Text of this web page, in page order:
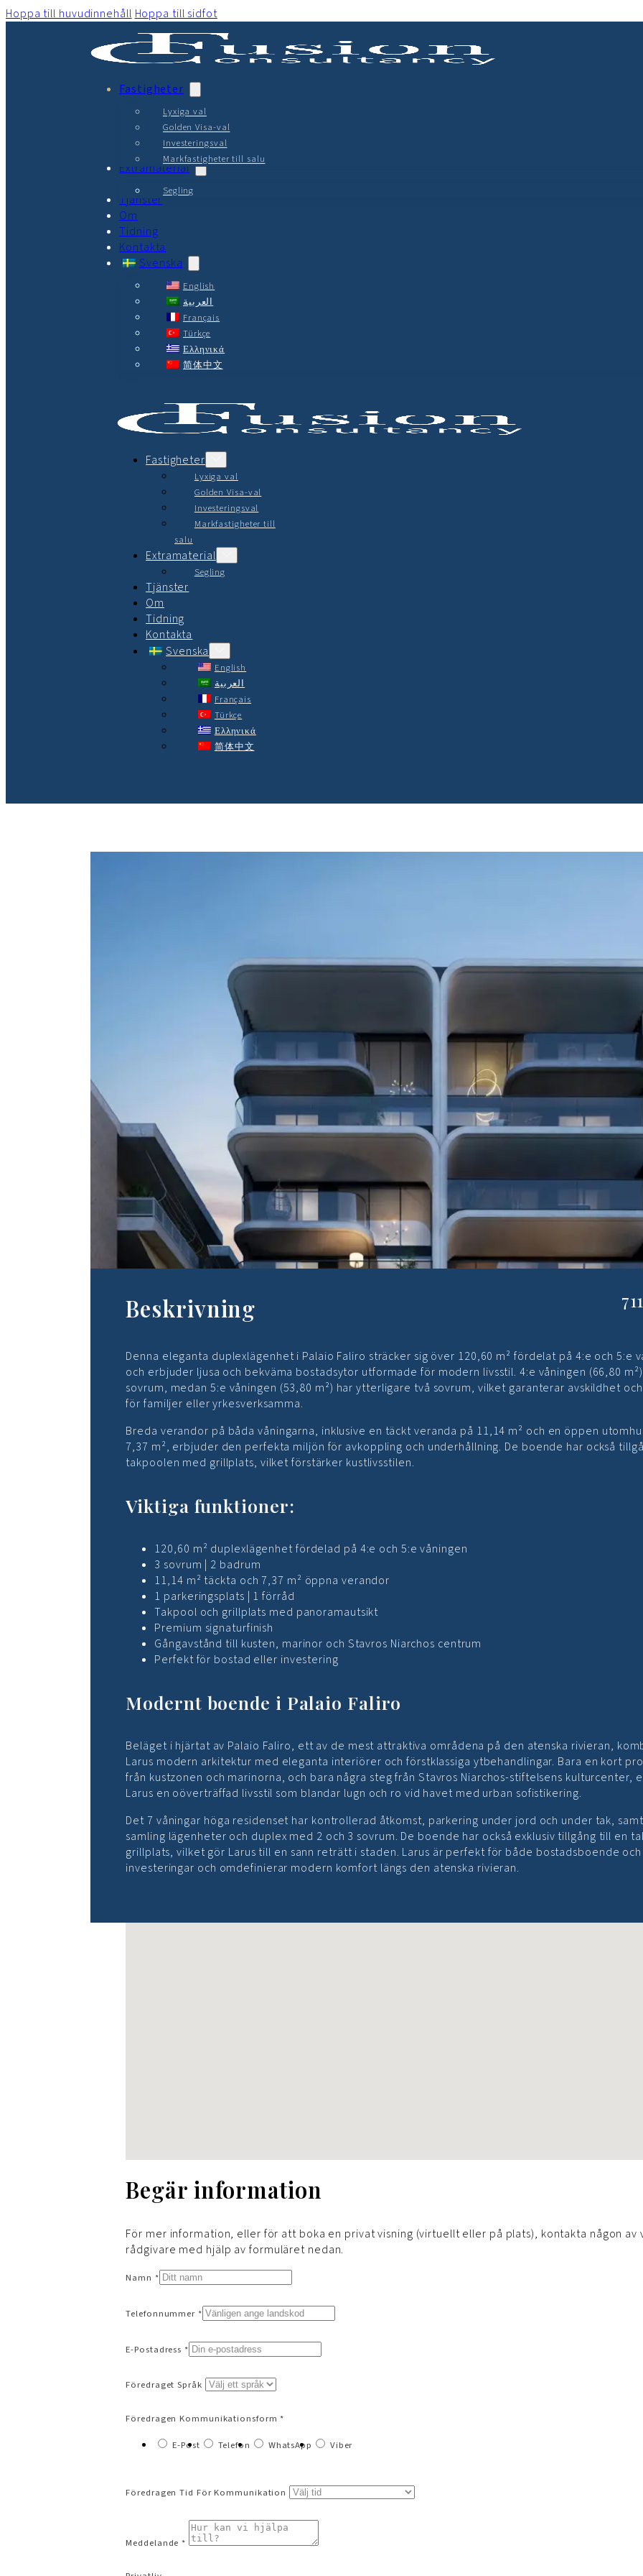
Hoppa till huvudinnehåll Hoppa till sidfot
Fastigheter
Lyxiga val
Golden Visa-val
Investeringsval
Markfastigheter till salu
Extramaterial
Segling
Tjänster
Om
Tidning
Kontakta
Svenska
English
العربية
Français
Türkçe
Ελληνικά
简体中文
Fastigheter
Lyxiga val
Golden Visa-val
Investeringsval
Markfastigheter till
salu
Extramaterial
Segling
Tjänster
Om
Tidning
Kontakta
Svenska
English
العربية
Français
Türkçe
Ελληνικά
简体中文
Maisonette, Bostad
Duplex på 4:e–5:e våningen med
– Lyxresidens, Palaio Faliro
Beskrivning
Denna eleganta duplexlägenhet i Palaio Faliro sträcker sig över 120,60 m² fördelat på 4:e och 5:e
och erbjuder ljusa och bekväma bostadsytor utformade för modern livsstil. 4:e våningen (66,80
sovrum, medan 5:e våningen (53,80 m²) har ytterligare två sovrum, vilket garanterar avskildhet
för familjer eller yrkesverksamma.
Breda verandor på båda våningarna, inklusive en täckt veranda på 11,14 m² och en öppen
7,37 m², erbjuder den perfekta miljön för avkoppling och underhållning. De boende har också
takpoolen med grillplats, vilket förstärker kustlivsstilen.
Viktiga funktioner:
120,60 m² duplexlägenhet fördelad på 4:e och 5:e våningen
3 sovrum | 2 badrum
11,14 m² täckta och 7,37 m² öppna verandor
1 parkeringsplats | 1 förråd
Takpool och grillplats med panoramautsikt
Premium signaturfinish
Gångavstånd till kusten, marinor och Stavros Niarchos centrum
Perfekt för bostad eller investering
Modernt boende i Palaio Faliro
Beläget i hjärtat av Palaio Faliro, ett av de mest attraktiva områdena på den atenska rivieran,
Larus modern arkitektur med eleganta interiörer och förstklassiga ytbehandlingar. Bara en kort
från kustzonen och marinorna, och bara några steg från Stavros Niarchos-stiftelsens kulturcenter,
Larus en oöverträffad livsstil som blandar lugn och ro vid havet med urban sofistikering.
Det 7 våningar höga residenset har kontrollerad åtkomst, parkering under jord och under tak,
samling lägenheter och duplex med 2 och 3 sovrum. De boende har också exklusiv tillgång till en
grillplats, vilket gör Larus till en sann reträtt i staden. Larus är perfekt för både bostadsboende och
investeringar och omdefinierar modern komfort längs den atenska rivieran.
Begär information
För mer information, eller för att boka en privat visning (virtuellt eller på plats), kontakta någon av
rådgivare med hjälp av formuläret nedan.
Namn *
Telefonnummer *
E-Postadress *
Föredraget Språk
Föredragen Kommunikationsform *
E-Post Telefon WhatsApp Viber
Föredragen Tid För Kommunikation
Meddelande *